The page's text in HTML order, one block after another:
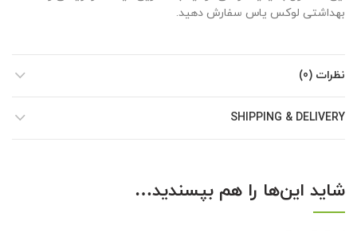
بهداشتی لوکس یاس سفارش دهید.
نظرات (0)
SHIPPING & DELIVERY
شاید این‌ها را هم بپسندید…